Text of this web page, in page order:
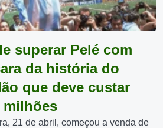
superar Pelé com
da história do
que deve custar
milhões
21 de abril, começou a venda de